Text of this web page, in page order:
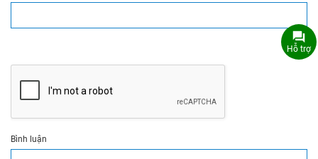
Bình luận
Hỗ trợ